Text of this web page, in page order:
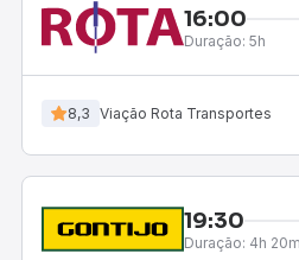
16:00
Duração: 5h
8,3 Viação Rota Transportes
19:30
Duração: 4h 20m